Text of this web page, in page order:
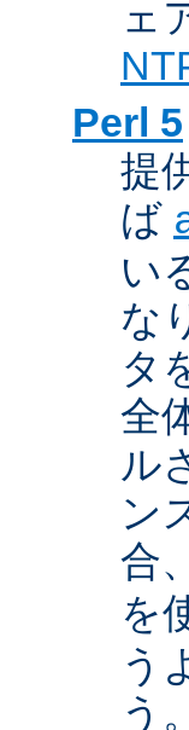
ェ
Perl 5
提
ば
い
な
タ
全
ル
ン
合、
を
う
う